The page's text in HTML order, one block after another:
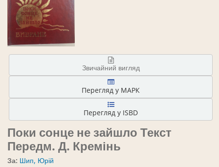
Звичайний вигляд
Перегляд у МАРК
Перегляд у ISBD
Поки сонце не зайшлоТекст
Передм. Д. Кремінь
За: Шип, Юрій